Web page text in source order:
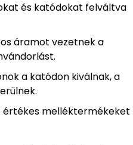
és katódokat felváltva
áramot vezetnek a
a katódon kiválnak, a
értékes melléktermékeket